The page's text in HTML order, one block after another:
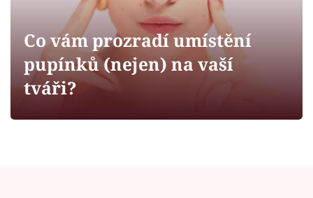
Sledujte prima+
Filmový festival Karlovy Vary
Co vám prozradí umístění
pupínků (nejen) na vaší
tváři?